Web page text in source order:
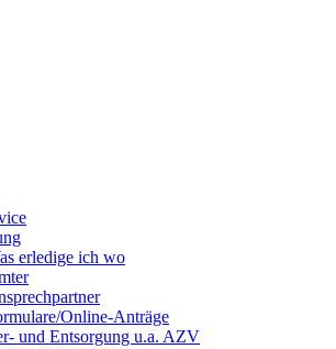
erledige ich wo
Online-Anträge
und Entsorgung u.a. AZV